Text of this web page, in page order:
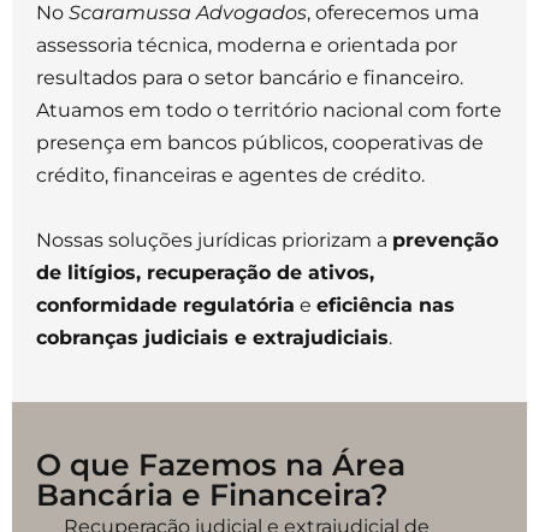
No Scaramussa Advogados, oferecemos uma
assessoria técnica, moderna e orientada por
resultados para o setor bancário e financeiro.
Atuamos em todo o território nacional com forte
presença em bancos públicos, cooperativas de
crédito, financeiras e agentes de crédito.
Nossas soluções jurídicas priorizam a prevenção
de litígios, recuperação de ativos,
conformidade regulatória e eficiência nas
cobranças judiciais e extrajudiciais.
O que Fazemos na Área
Bancária e Financeira?
Recuperação judicial e extrajudicial de